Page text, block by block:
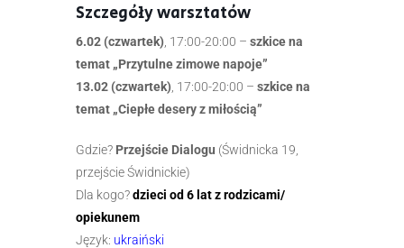
Szczegóły warsztatów
6.02 (czwartek) , 17:00-20:00 – szkice na
temat „Przytulne zimowe napoje”
13.02 (czwartek) , 17:00-20:00 – szkice na
temat „Ciepłe desery z miłością”
Gdzie? Przejście Dialogu (Świdnicka 19,
przejście Świdnickie)
Dla kogo?dzieci od 6 lat z rodzicami/
opiekunem
Język: ukraiński